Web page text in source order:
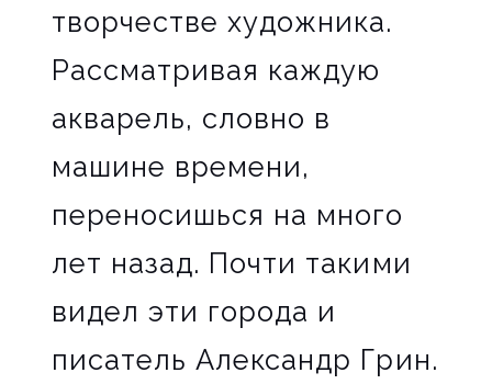
творчестве художника.
Рассматривая каждую
акварель, словно в
машине времени,
переносишься на много
лет назад. Почти такими
видел эти города и
писатель Александр Грин.